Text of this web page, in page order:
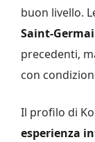
buon livello.
Saint-
precedenti,
con
Il profilo di
esperienza